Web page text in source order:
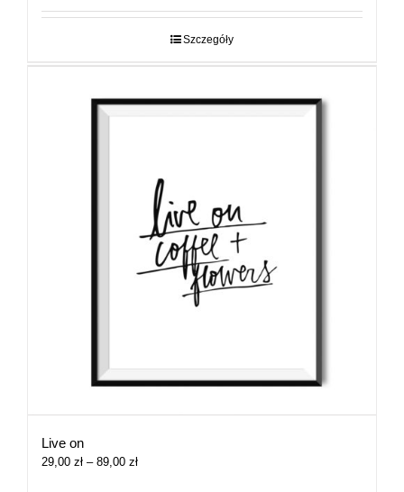
29,00 zł
Szczegóły
Live on
29,00 zł – 89,00 złZakres